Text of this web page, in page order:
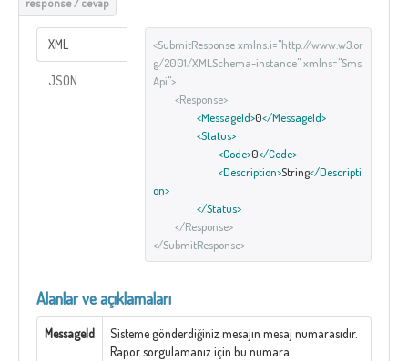
XML
JSON
<SubmitResponse xmlns:i="http://www.w3.or
g/2001/XMLSchema-instance" xmlns="Sms
Api">
<Response>
<MessageId>0</MessageId>
<Status>
<Code>0</Code>
<Description>String</Descripti
on>
</Status>
</Response>
</SubmitResponse>
Alanlar ve açıklamaları
MessageId
Sisteme gönderdiğiniz mesajın mesaj numarasıdır.
Rapor sorgulamanız için bu numara